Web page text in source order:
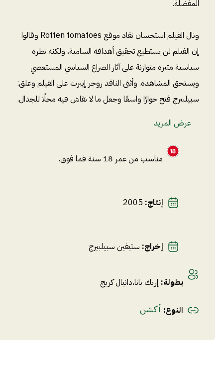
المفضلة.
ونال الفيلم استحسان نقاد موقع Rotten tomatoes وقالوا
إن الفيلم لن يستطيع تحقيق أهدافه السامية، ولكنه نظرة
سياسية مثيرة متوازنة على آثار الصراع السياسي المستعصي
ويستحق المشاهدة. وأثنى الناقد روجر إيبرت على الفيلم وعلق:
سبيلبيرج فتح حوارًا واسعًا وجعل ما لا نقاش فيه محلًا للجدال.
عرض المزيد
مناسب من عمر 18 سنة فما فوق.
إنتاج:
2005
إخراج: ستيفين سبيلبيرج
بطولة: إريك بانا،دانيال كريج
النوع: أكشن